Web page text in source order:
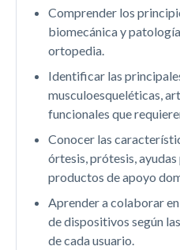
Comprender los
biomecánica y
ortopedia.
Identificar las
musculoesqueléticas,
funcionales que
Conocer las
órtesis, prótesis,
productos de apoyo
Aprender a colaborar
de dispositivos según
de cada usuario.